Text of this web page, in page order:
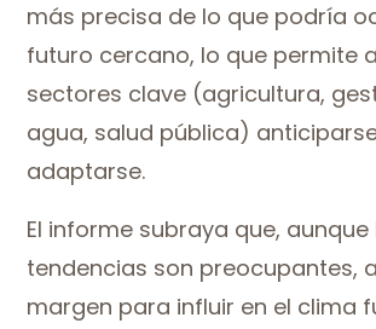
más precisa de lo que podría
futuro cercano, lo que permite
sectores clave (agricultura,
agua, salud pública)
adaptarse.
El informe subraya que, aunque
tendencias son preocupantes,
margen para influir en el clima